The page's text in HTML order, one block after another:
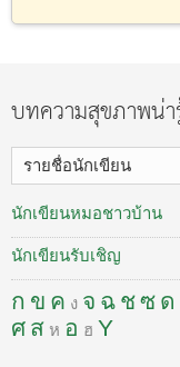
บทความสุขภาพน่
รายชื่อนักเขียน
นักเขียนหมอชาวบ้าน
นักเขียนรับเชิญ
ก ข ค ง จ ฉ ชซ ด
ศ ส ห อ ฮ Y